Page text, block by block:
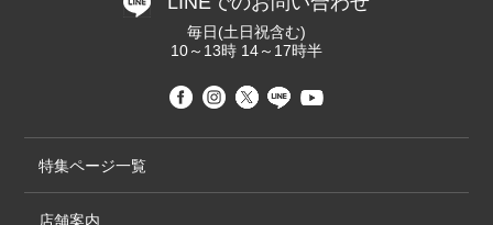
毎日(土日祝含む)
10～13時 14～17時半
特集ページ一覧
店舗案内